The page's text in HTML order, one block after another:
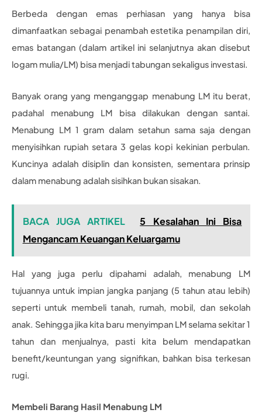
Berbeda dengan emas perhiasan yang hanya bisa
dimanfaatkan sebagai penambah estetika penampilan diri,
emas batangan (dalam artikel ini selanjutnya akan disebut
logam mulia/LM) bisa menjadi tabungan sekaligus investasi.
Banyak orang yang menganggap menabung LM itu berat,
padahal menabung LM bisa dilakukan dengan santai.
Menabung LM 1 gram dalam setahun sama saja dengan
menyisihkan rupiah setara 3 gelas kopi kekinian perbulan.
Kuncinya adalah disiplin dan konsisten, sementara prinsip
dalam menabung adalah sisihkan bukan sisakan.
BACA JUGA ARTIKEL
5 Kesalahan Ini Bisa
Mengancam Keuangan Keluargamu
Hal yang juga perlu dipahami adalah, menabung LM
tujuannya untuk impian jangka panjang (5 tahun atau lebih)
seperti untuk membeli tanah, rumah, mobil, dan sekolah
anak. Sehingga jika kita baru menyimpan LM selama sekitar 1
tahun dan menjualnya, pasti kita belum mendapatkan
benefit/keuntungan yang signifikan, bahkan bisa terkesan
rugi.
Membeli Barang Hasil Menabung LM